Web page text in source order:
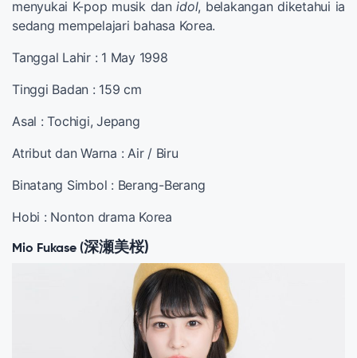
menyukai K-pop musik danidol, belakangan diketahui ia
sedang mempelajari bahasa Korea.
Tanggal Lahir : 1 May 1998
Tinggi Badan : 159 cm
Asal : Tochigi, Jepang
Atribut dan Warna : Air / Biru
Binatang Simbol : Berang-Berang
Hobi : Nonton drama Korea
Mio Fukase (深瀬美桜)